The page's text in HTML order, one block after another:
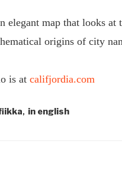
elegant map that looks at
origins of city
is at califjordia.com
, in english